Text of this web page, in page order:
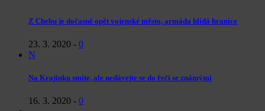
Z Chebu je dočasně opět vojenské město, armáda hlídá hranice
23. 3. 2020 - 0
N
Na Krajinku smíte, ale nedávejte se do řeči se známými
16. 3. 2020 - 0